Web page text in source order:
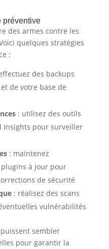
préventive
des armes contre les
quelques stratégies
:
des backups
de votre base de
: utilisez des outils
Insights pour surveiller
: maintenez
plugins à jour pour
de sécurité
: réalisez des scans
vulnérabilités
sembler
pour garantir la